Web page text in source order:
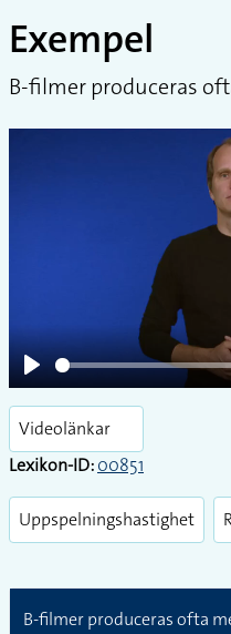
Exempel
B-filmer produceras
Play
Videolänkar
Lexikon-ID:00851
Uppspelningshastighet
B-filmer produceras ofta